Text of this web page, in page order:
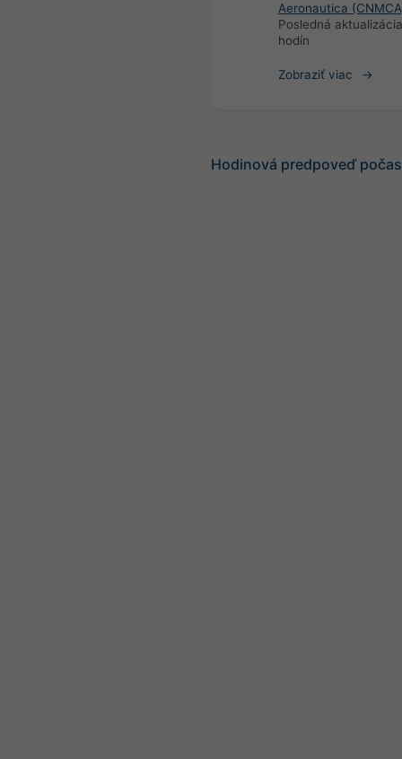
Aeronautica
Posledná
hodín
Zobraziť viac
Hodinová predpoveď